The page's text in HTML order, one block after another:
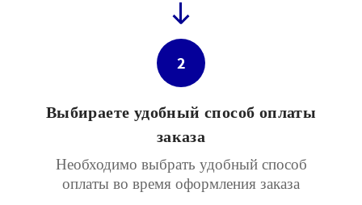
2
Выбираете удобный способ оплаты
заказа
Необходимо выбрать удобный способ
оплаты во время оформления заказа